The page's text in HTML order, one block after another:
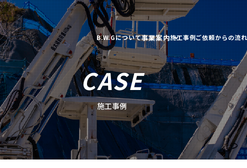
B.W.Gについて事業案内施工事例ご依頼からの流れ
CASE
施工事例